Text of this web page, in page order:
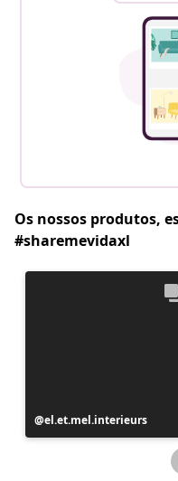
Os nossos produtos,
#sharemevidaxl
Postagem
publicada
el.et.mel.interieurs